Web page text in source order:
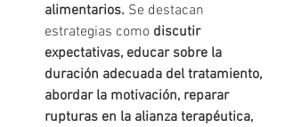
alimentarios. Se destacan
estrategias como discutir
expectativas, educar sobre la
duración adecuada del tratamiento,
abordar la motivación, reparar
rupturas en la alianza terapéutica,